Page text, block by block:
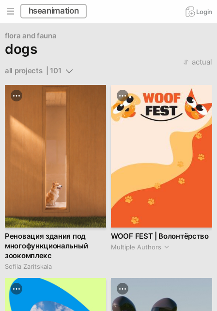
hseanimation Login
flora and fauna
dogs
all projects  | 101
actual
Реновация здания под
многофункциональный
зоокомплекс
Sofiia Zaritskaia
WOOF FEST | Волонтёрство
Multiple Authors